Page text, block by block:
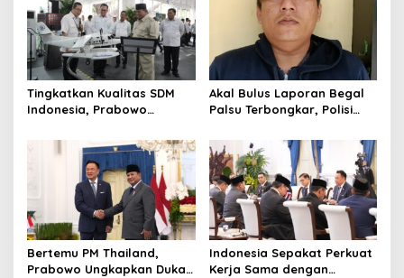
i
g
a
t
i
o
n
Tingkatkan Kualitas SDM
Indonesia, Prabowo
hingga Undang Universitas
Terbaik Dunia
Akal Bulus Laporan Begal
Palsu Terbongkar, Polisi
Perusahaan untuk Crypto
Bertemu PM Thailand,
Prabowo Ungkapkan Duka
Indonesia Sepakat Perkuat
Kerja Sama dengan